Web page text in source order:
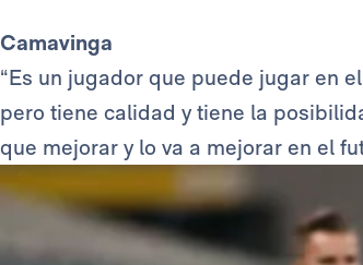
Camavinga
“Es un jugador que puede jugar en el
pero tiene calidad y tiene la
que mejorar y lo va a mejorar en el